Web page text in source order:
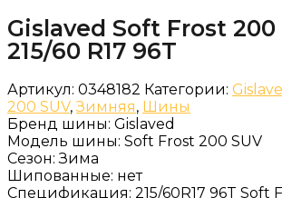
Gislaved Soft Frost 200
215/60 R17 96T
Артикул: 0348182 Категории:
200 SUV,Зимняя, Шины
Бренд шины: Gislaved
Модель шины: Soft Frost 200 SUV
Сезон:Зима
Шипованные: нет
Спецификация: 215/60R17 96T Soft